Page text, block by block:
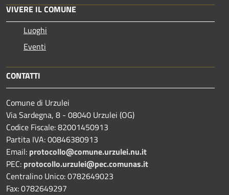
VIVERE IL COMUNE
Luoghi
Eventi
CONTATTI
Comune di Urzulei
Via Sardegna, 8 - 08040 Urzulei (OG)
Codice Fiscale: 82001450913
Partita IVA: 00846380913
Email: protocollo@comune.urzulei.nu.it
PEC: protocollo.urzulei@pec.comunas.it
Centralino Unico: 0782649023
Fax: 0782649297